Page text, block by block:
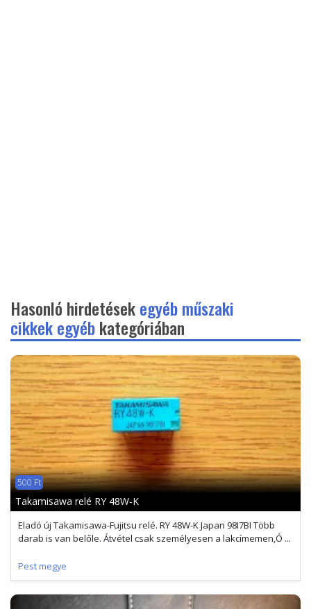
Hasonló hirdetésekegyéb műszaki
cikkek egyébkategóriában
500 Ft
Takamisawa relé RY 48W-K
Eladó új Takamisawa-Fujitsu relé. RY 48W-K Japan 98I7BI Több
darab is van belőle. Átvétel csak személyesen a lakcímemen,Ó ...
Pest megye